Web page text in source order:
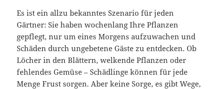
Es ist ein allzu bekanntes Szenario für jeden
Gärtner: Sie haben wochenlang Ihre Pflanzen
gepflegt, nur um eines Morgens aufzuwachen und
Schäden durch ungebetene Gäste zu entdecken. Ob
Löcher in den Blättern, welkende Pflanzen oder
fehlendes Gemüse – Schädlinge können für jede
Menge Frust sorgen. Aber keine Sorge, es gibt Wege,